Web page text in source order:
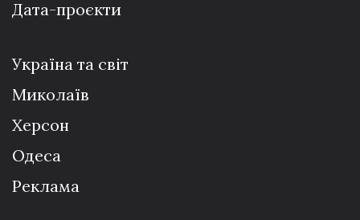
Дата-проєкти
Україна та світ
Миколаїв
Херсон
Одеса
Реклама